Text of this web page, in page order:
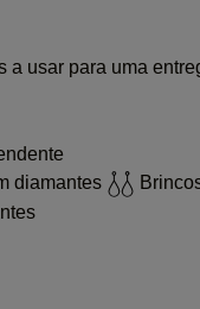
a usar para uma
diamantes